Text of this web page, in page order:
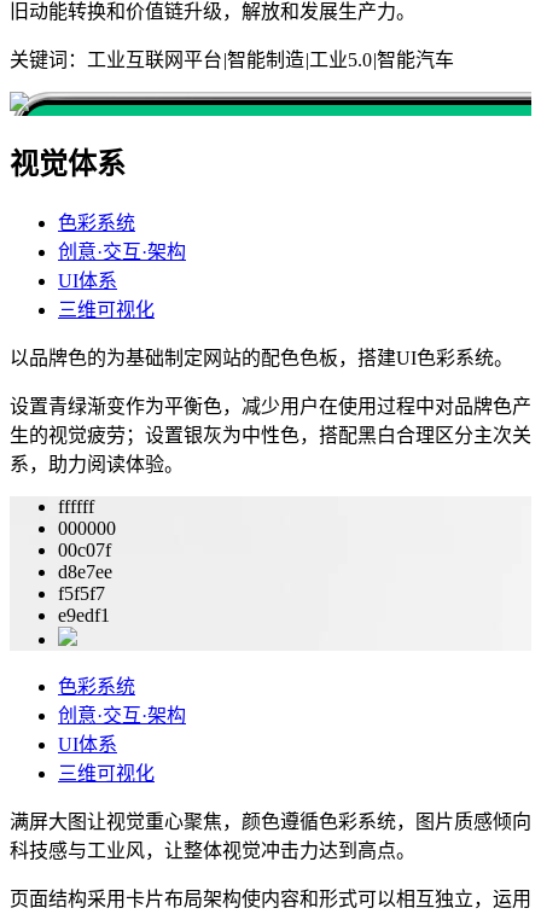
旧动能转换和价值链升级，解放和发展生产力。
关键词： 工业互联网平台 智能制造 工业5.0 智能汽车
视觉体系
色彩系统
创意·交互·架构
UI体系
三维可视化
以品牌色的为基础制定网站的配色色板，搭建UI色彩系统。
设置青绿渐变作为平衡色，减少用户在使用过程中对品牌色产
生的视觉疲劳；设置银灰为中性色，搭配黑白合理区分主次关
系，助力阅读体验。
ffffff
000000
00c07f
d8e7ee
f5f5f7
e9edf1
色彩系统
创意·交互·架构
UI体系
三维可视化
满屏大图让视觉重心聚焦，颜色遵循色彩系统，图片质感倾向
科技感与工业风，让整体视觉冲击力达到高点。
页面结构采用卡片布局架构使内容和形式可以相互独立，运用